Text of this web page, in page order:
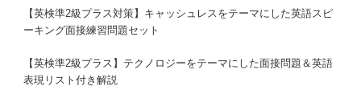
【英検準2級プラス対策】キャッシュレスをテーマにした英語スピ
ーキング面接練習問題セット
【英検準2級プラス】テクノロジーをテーマにした面接問題＆英語
表現リスト付き解説